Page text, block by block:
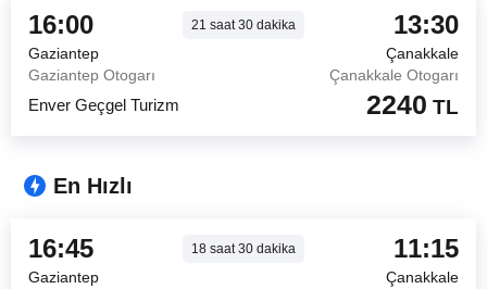
16:00 21 saat30 dakika 13:30
Gaziantep
Çanakkale
Gaziantep Otogarı
Çanakkale Otogarı
Enver Geçgel Turizm 2240 TL
En Hızlı
16:45 18 saat30 dakika 11:15
Gaziantep
Çanakkale